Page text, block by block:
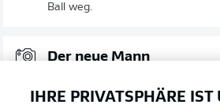
Ball weg.
Der neue Mann
Union.
IHRE PRIVATSPHÄRE IST